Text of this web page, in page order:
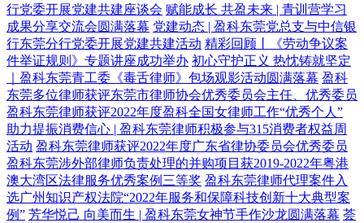
行党委开展党建共建座谈会 赋能成长 共盈未来 | 青训营学习
成果分享交流会圆满落幕 党建动态 | 盈科东莞党总支与中信银
行东莞分行党委开展党建共建活动 精彩回顾丨《劳动争议案
件举证规则》专题讲座成功举办 初心守护正义 热忱铸就坚定
｜盈科东莞青工委《毒舌律师》包场观影活动圆满落幕 盈科
东莞多位律师获评东莞市律师协会优秀委员会主任、优秀委员
盈科东莞律师获评2022年度盈科全国女律师工作“优秀个人”
助力提振消费信心 | 盈科东莞律师积极参与315消费者权益周
活动 盈科东莞律师获评2022年度广东省律协委员会优秀委员
盈科东莞涉外部律师负责处理的并购项目获2019-2022年粤港
澳大湾区法律服务优秀案例三等奖 盈科东莞律师代理案件入
选广州知识产权法院“2022年服务和保障科技创新十大典型案
例” 芳华悦己 向美而生 | 盈科东莞女神节手作沙龙圆满落幕 荟